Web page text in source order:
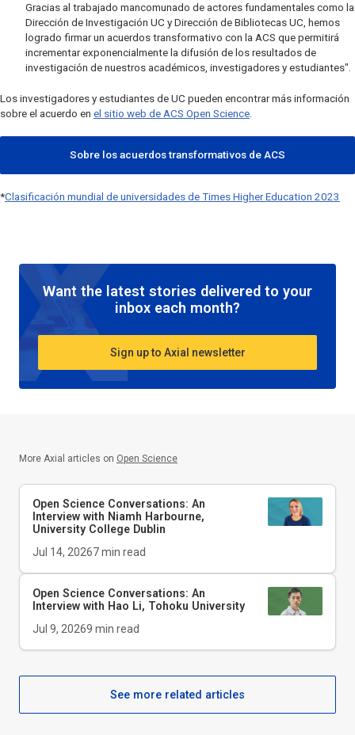
Gracias al trabajado mancomunado de actores fundamentales como la
Dirección de Investigación UC y Dirección de Bibliotecas UC, hemos
logrado firmar un acuerdos transformativo con la ACS que permitirá
incrementar exponencialmente la difusión de los resultados de
investigación de nuestros académicos, investigadores y estudiantes".
Los investigadores y estudiantes de UC pueden encontrar más información
sobre el acuerdo en el sitio web de ACS Open Science
Sobre los acuerdos transformativos de ACS
*Clasificación mundial de universidades de Times Higher Education 2023
Want the latest stories delivered to your
inbox each month?
Sign up to Axial newsletter
More Axial articles on Open Science
Open Science Conversations: An
Interview with Niamh Harbourne,
University College Dublin
Jul 14, 20267min read
Open Science Conversations: An
Interview with Hao Li, Tohoku University
Jul 9, 20269 min read
See more related articles